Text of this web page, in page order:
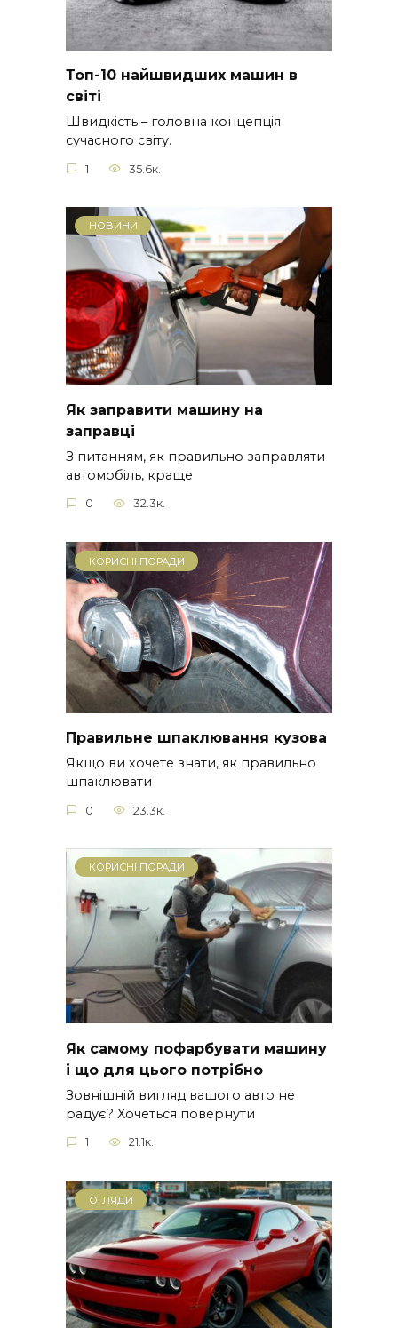
Топ-10 найшвидших машин в
світі
Швидкість – головна концепція
сучасного світу.
1 35.6к.
НОВИНИ
Як заправити машину на
заправці
З питанням, як правильно заправляти
автомобіль, краще
0 32.3к.
КОРИСНІ ПОРАДИ
Правильне шпаклювання кузова
Якщо ви хочете знати, як правильно
шпаклювати
0 23.3к.
КОРИСНІ ПОРАДИ
Як самому пофарбувати машину
і що для цього потрібно
Зовнішній вигляд вашого авто не
радує? Хочеться повернути
1 21.1к.
ОГЛЯДИ